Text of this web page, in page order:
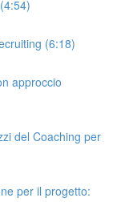
(6:18)
approccio
del Coaching per
per il progetto: